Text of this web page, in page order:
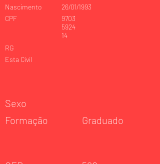
Nascimento
CPF
RG
Esta Civil
26/01/1993
9703
5924
14
Sexo
Formação
Graduado